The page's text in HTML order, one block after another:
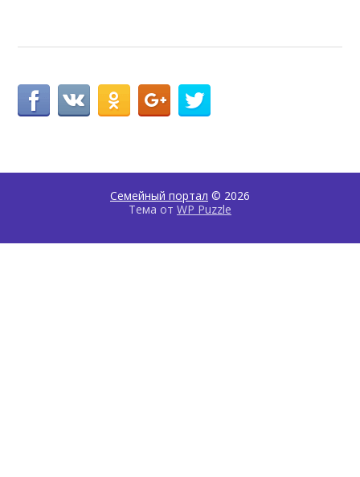
Семейный портал © 2026
Тема от WP Puzzle